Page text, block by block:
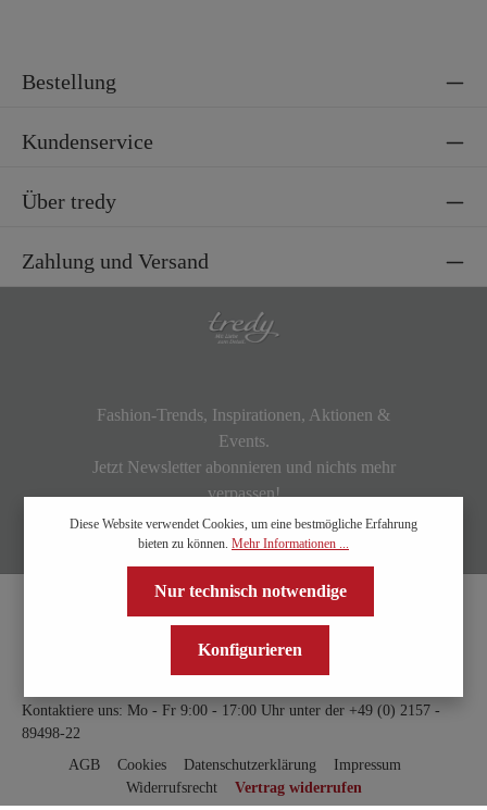
Bestellung
Kundenservice
Über tredy
Zahlung und Versand
Fashion-Trends, Inspirationen, Aktionen &
Events.
Jetzt Newsletter abonnieren und nichts mehr
verpassen!
Kontaktiere uns: Mo - Fr 9:00 - 17:00 Uhr unter der +49 (0) 2157 -
89498-22
AGB
Cookies Datenschutzerklärung
Impressum
Widerrufsrecht
Vertrag widerrufen
Diese Website verwendet Cookies, um eine bestmögliche Erfahrung
bieten zu können. Mehr Informationen ...
Nur technisch notwendige
Konfigurieren